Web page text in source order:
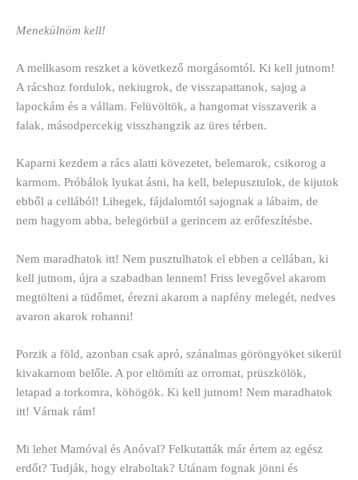
Menekülnöm kell!
A mellkasom reszket a következő morgásomtól. Ki kell jutnom!
A rácshoz fordulok, nekiugrok, de visszapattanok, sajog a
lapockám és a vállam. Felüvöltök, a hangomat visszaverik a
falak, másodpercekig visszhangzik az üres térben.
Kaparni kezdem a rács alatti kövezetet, belemarok, csikorog a
karmom. Próbálok lyukat ásni, ha kell, belepusztulok, de kijutok
ebből a cellából! Lihegek, fájdalomtól sajognak a lábaim, de
nem hagyom abba, belegörbül a gerincem az erőfeszítésbe.
Nem maradhatok itt! Nem pusztulhatok el ebben a cellában, ki
kell jutnom, újra a szabadban lennem! Friss levegővel akarom
megtölteni a tüdőmet, érezni akarom a napfény melegét, nedves
avaron akarok rohanni!
Porzik a föld, azonban csak apró, szánalmas göröngyöket sikerül
kivakarnom belőle. A por eltömíti az orromat, prüszkölök,
letapad a torkomra, köhögök. Ki kell jutnom! Nem maradhatok
itt! Várnak rám!
Mi lehet Mamóval és Anóval? Felkutatták már értem az egész
erdőt? Tudják, hogy elraboltak? Utánam fognak jönni és